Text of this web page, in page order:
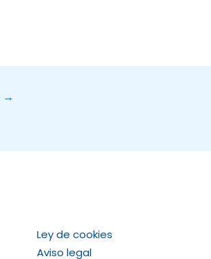
→
Ley de cookies
Aviso legal